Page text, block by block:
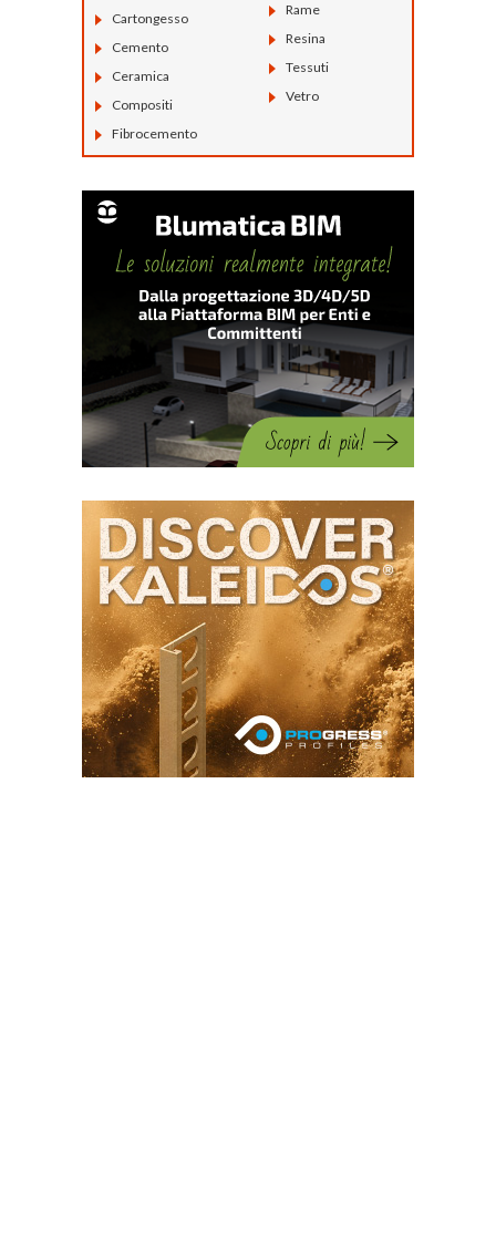
Cartongesso
Cemento
Ceramica
Compositi
Fibrocemento
Rame
Resina
Tessuti
Vetro